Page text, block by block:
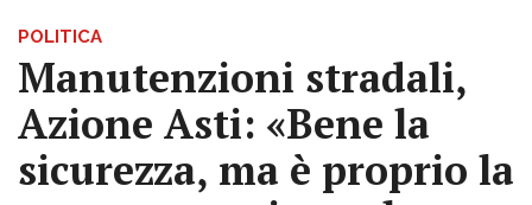
POLITICA
Manutenzioni stradali,
Azione Asti: «Bene la
sicurezza, ma è proprio la